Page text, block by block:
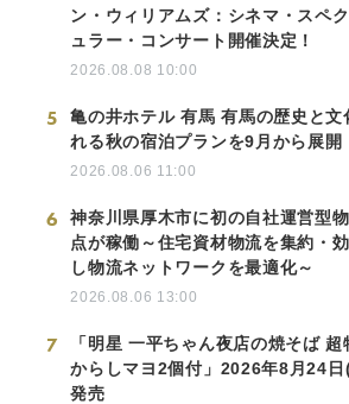
ン・ウィリアムズ：シネマ・スペ
ュラー・コンサート開催決定！
2026.08.08 10:00
5
亀の井ホテル 有馬 有馬の歴史と文
れる秋の宿泊プランを9月から展開
2026.08.06 11:00
6
神奈川県厚木市に初の自社運営型
点が稼働～住宅資材物流を集約・
し物流ネットワークを最適化～
2026.08.06 13:00
7
「明星 一平ちゃん夜店の焼そば 超
からしマヨ2個付」2026年8月24
発売